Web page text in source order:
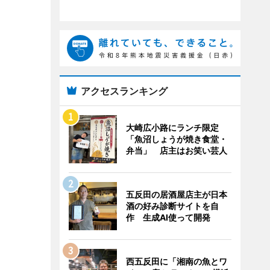
アクセスランキング
大崎広小路にランチ限定
「魚沼しょうが焼き食堂・
弁当」 店主はお笑い芸人
五反田の居酒屋店主が日本
酒の好み診断サイトを自
作 生成AI使って開発
西五反田に「湘南の魚とワ